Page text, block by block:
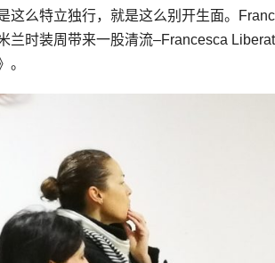
这么特立独行，就是这么别开生面。
兰时装周带来一股清流–Francesca
。